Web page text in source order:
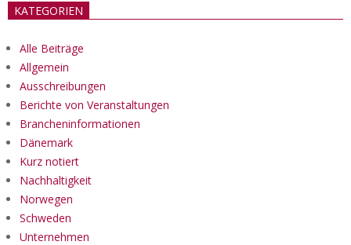
KATEGORIEN
Alle Beiträge
Allgemein
Ausschreibungen
Berichte von Veranstaltungen
Brancheninformationen
Dänemark
Kurz notiert
Nachhaltigkeit
Norwegen
Schweden
Unternehmen